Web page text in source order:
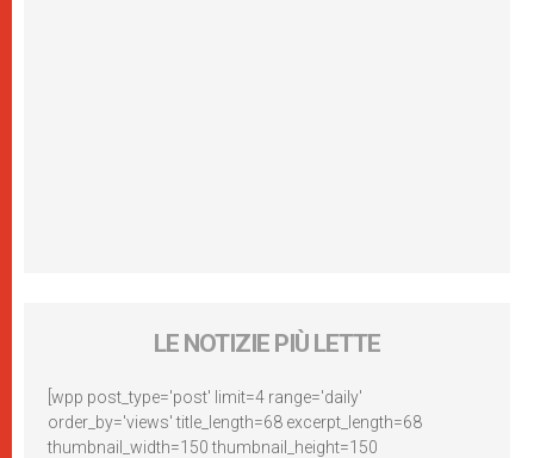
LE NOTIZIE PIÙ LETTE
[wpp post_type='post' limit=4 range='daily'
order_by='views' title_length=68 excerpt_length=68
thumbnail_width=150 thumbnail_height=150